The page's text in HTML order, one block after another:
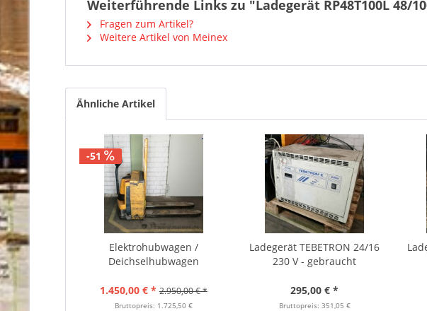
Weiterführende Links zu "Ladegerät RP48T100L 48/
Fragen zum Artikel?
Weitere Artikel von Meinex
Ähnliche Artikel
-51
Elektrohubwagen /
Deichselhubwagen
1.450,00 € * 2.950,00 € *
Bruttopreis: 1.725,50 €
Ladegerät TEBETRON 24/16
230 V - gebraucht
295,00 € *
Bruttopreis: 351,05 €